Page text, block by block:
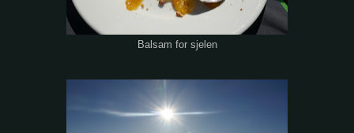
Balsam for sjelen